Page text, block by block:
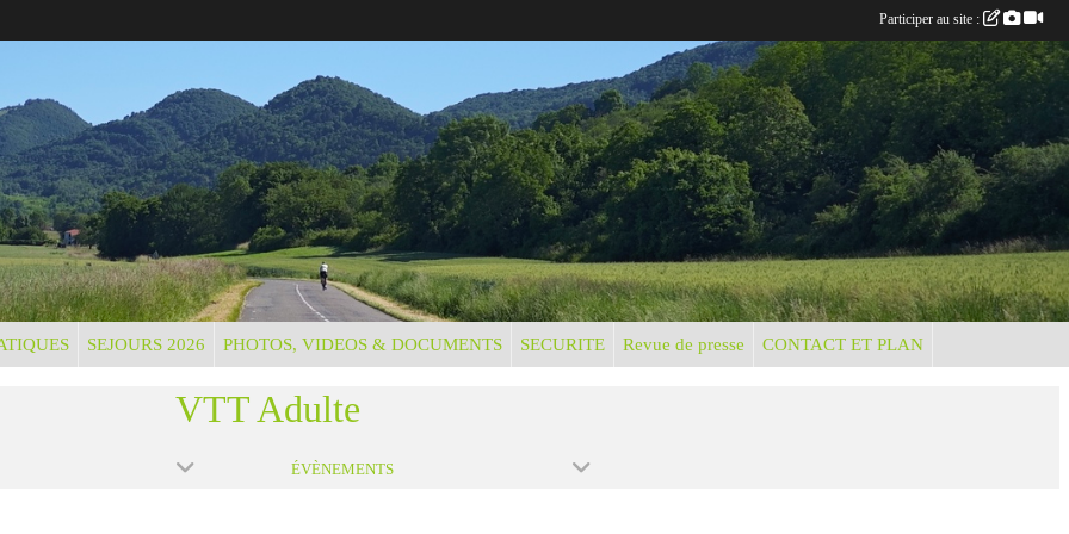
SEJOURS 2026 PHOTOS, VIDEOS & DOCUMENTS SECURITE Revue de presse CONTACT ET PLAN
VTT Adulte
ÉVÈNEMENTS
Participer au site :